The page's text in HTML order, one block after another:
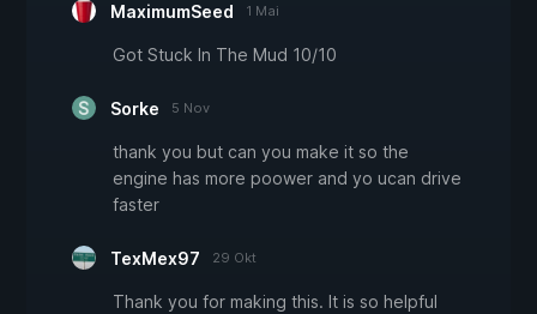
MaximumSeed 1 Mai
Got Stuck In The Mud 10/10
Sorke 5 Nov
thank you but can you make it so the
engine has more poower and yo ucan drive
faster
TexMex97 29 Okt
Thank you for making this. It is so helpful